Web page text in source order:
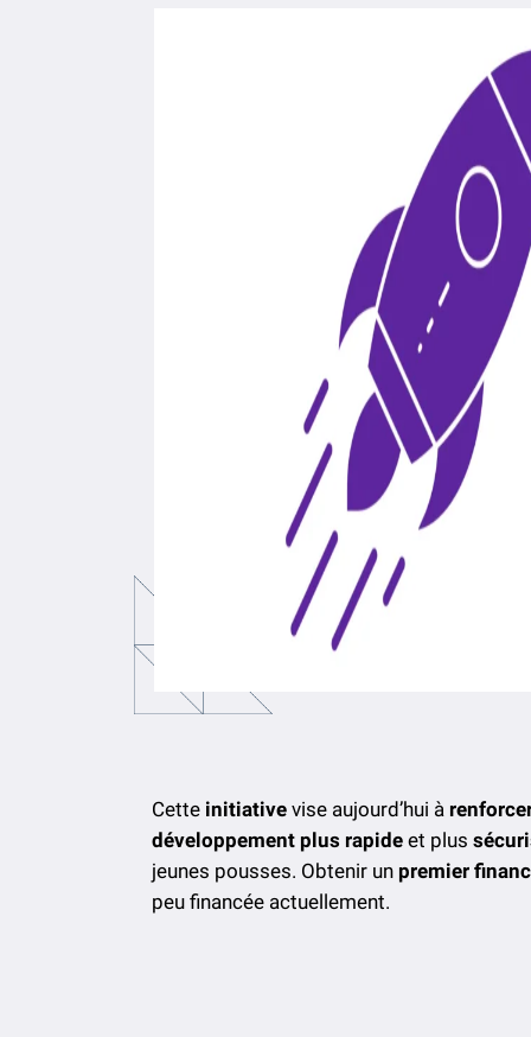
Cette initiative vise aujourd’hui à
développement plus rapide et plus
jeunes pousses. Obtenir un premier
peu financée actuellement.